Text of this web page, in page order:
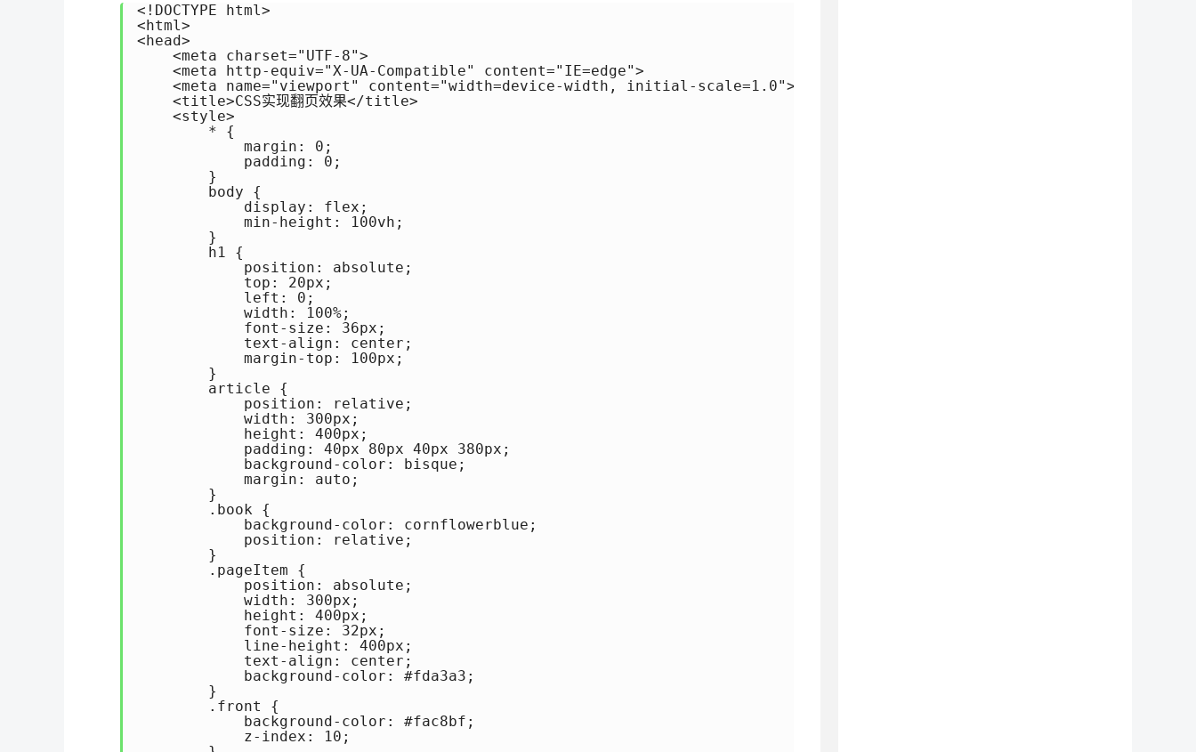
<!DOCTYPE html>
<html>
<head>
    <meta charset="UTF-8">
    <meta http-equiv="X-UA-Compatible" content="IE=edge">
    <meta name="viewport" content="width=device-width, initial-scale=1.0">
    <title>CSS实现翻页效果</title>
    <style>
        * {
            margin: 0;
            padding: 0;
        }
        body {
            display: flex;
            min-height: 100vh;
        }
        h1 {
            position: absolute;
            top: 20px;
            left: 0;
            width: 100%;
            font-size: 36px;
            text-align: center;
            margin-top: 100px;
        }
        article {
            position: relative;
            width: 300px;
            height: 400px;
            padding: 40px 80px 40px 380px;
            background-color: bisque;
            margin: auto;
        }
        .book {
            background-color: cornflowerblue;
            position: relative;
        }
        .pageItem {
            position: absolute;
            width: 300px;
            height: 400px;
            font-size: 32px;
            line-height: 400px;
            text-align: center;
            background-color: #fda3a3;
        }
        .front {
            background-color: #fac8bf;
            z-index: 10;